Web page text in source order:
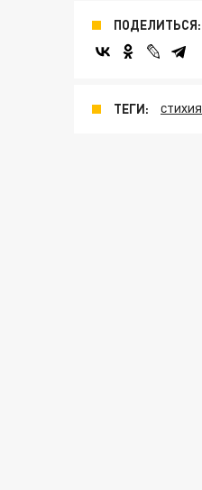
ПОДЕЛИТЬСЯ:
ТЕГИ: СТИХИЯ